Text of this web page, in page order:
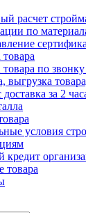
расчет
по
товара по
выгрузка
за 2
условия
кредит
товара